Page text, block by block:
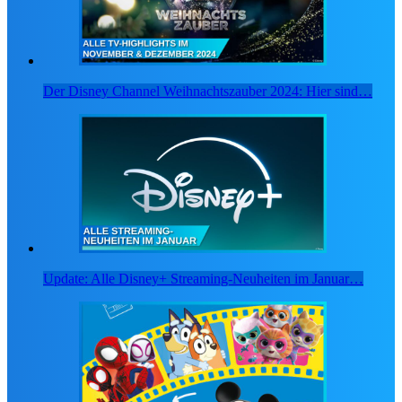
von Ex-Cast-Membern.
✨2.000+ Disney-Fans sind bereits dabei
🔑 Jetzt anmelden
Kein Spam · Kein Abo · Jederzeit löschbar
✦ ALLES KOSTENLOS — SOFORT STARTEN
❤️ Favoriten &
Watchlist
Empfehlungen
🏆 Ränge
📊 Umfragen
🏷️ Exkl. Deals &
Rabatte
🎁 Exkl. Gewinnspiele
🌐
Personalisierte
Website
🔔
Der Disney Channel Weihnachtszauber 2024: Hier sind…
Update: Alle Disney+ Streaming-Neuheiten im Januar…